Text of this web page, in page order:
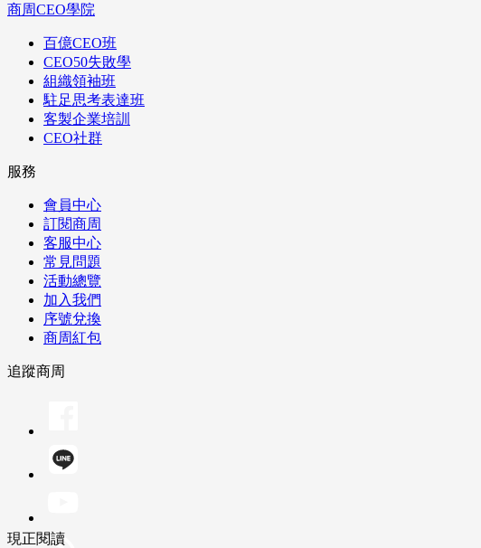
商周CEO學院
百億CEO班
CEO50失敗學
組織領袖班
駐足思考表達班
客製企業培訓
CEO社群
服務
會員中心
訂閱商周
客服中心
常見問題
活動總覽
加入我們
序號兌換
商周紅包
追蹤商周
現正閱讀